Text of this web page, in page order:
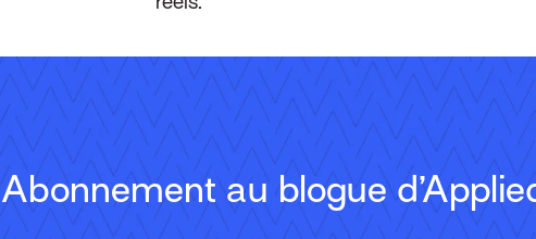
Abonnement au blogue